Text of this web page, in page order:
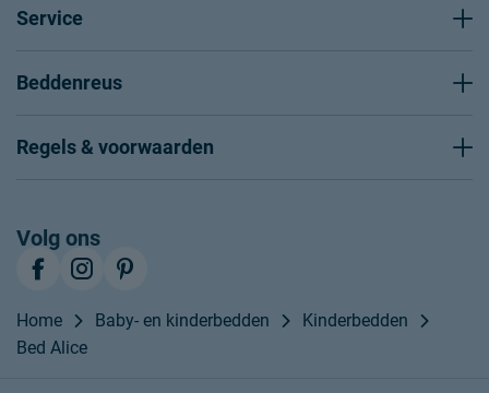
Service
Beddenreus
Regels & voorwaarden
Volg ons
Home Baby- en kinderbedden
Kinderbedden
Bed Alice